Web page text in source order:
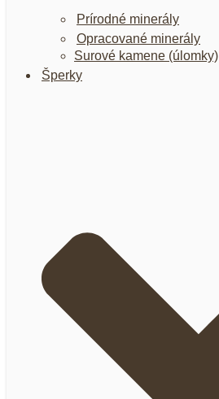
Prírodné minerály
Opracované minerály
Surové kamene (úlomky)
Šperky